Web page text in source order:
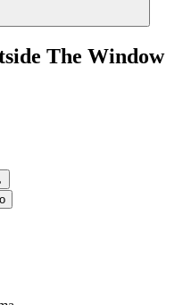
The Window